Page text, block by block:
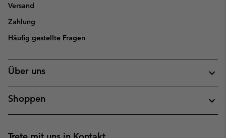
Versand
Zahlung
Häufig gestellte Fragen
Über uns
Shoppen